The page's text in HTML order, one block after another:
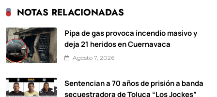
NOTAS RELACIONADAS
Pipa de gas provoca incendio masivo y
deja 21 heridos en Cuernavaca
Agosto 7, 2026
Sentencian a 70 años de prisión a banda
secuestradora de Toluca “Los Jockes”